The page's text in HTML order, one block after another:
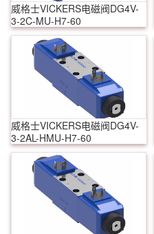
威格士VICKERS电磁阀DG4V-
3-2C-MU-H7-60
威格士VICKERS电磁阀DG4V-
3-2AL-HMU-H7-60